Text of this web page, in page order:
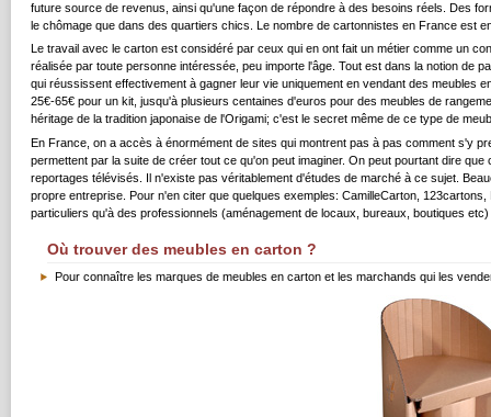
future source de revenus, ainsi qu'une façon de répondre à des besoins réels. Des
le chômage que dans des quartiers chics. Le nombre de cartonnistes en France est
Le travail avec le carton est considéré par ceux qui en ont fait un métier comme un
réalisée par toute personne intéressée, peu importe l'âge. Tout est dans la notion de
qui réussissent effectivement à gagner leur vie uniquement en vendant des meubles
25€-65€ pour un kit, jusqu'à plusieurs centaines d'euros pour des meubles de
héritage de la tradition japonaise de l'Origami; c'est le secret même de ce type de
En France, on a accès à énormément de sites qui montrent pas à pas comment s'y
permettent par la suite de créer tout ce qu'on peut imaginer. On peut pourtant dire
reportages télévisés. Il n'existe pas véritablement d'études de marché à ce sujet.
propre entreprise. Pour n'en citer que quelques exemples: CamilleCarton,
particuliers qu'à des professionnels (aménagement de locaux, bureaux, boutiques etc)
Où trouver des meubles en carton ?
Pour connaître les marques de meubles en carton et les marchands qui les